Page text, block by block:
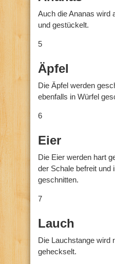
Auch die Ananas wird
und gestückelt.
5
Äpfel
Die Äpfel werden
ebenfalls in Würfel
6
Eier
Die Eier werden hart
der Schale befreit und
geschnitten.
7
Lauch
Die Lauchstange wird
geheckselt.